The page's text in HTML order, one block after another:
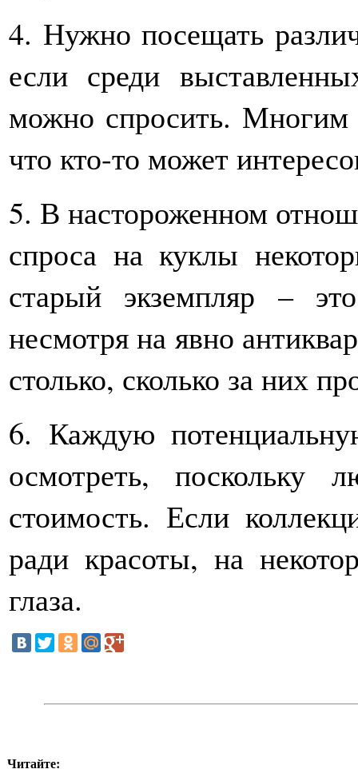
4. Нужно посещать
если среди
можно спросить.
что кто-то может
5. В настороженном
спроса на куклы
старый экземпляр –
несмотря на явно
столько, сколько за них
6. Каждую
осмотреть, поскольку
стоимость. Если
ради красоты, на
глаза.
Читайте: